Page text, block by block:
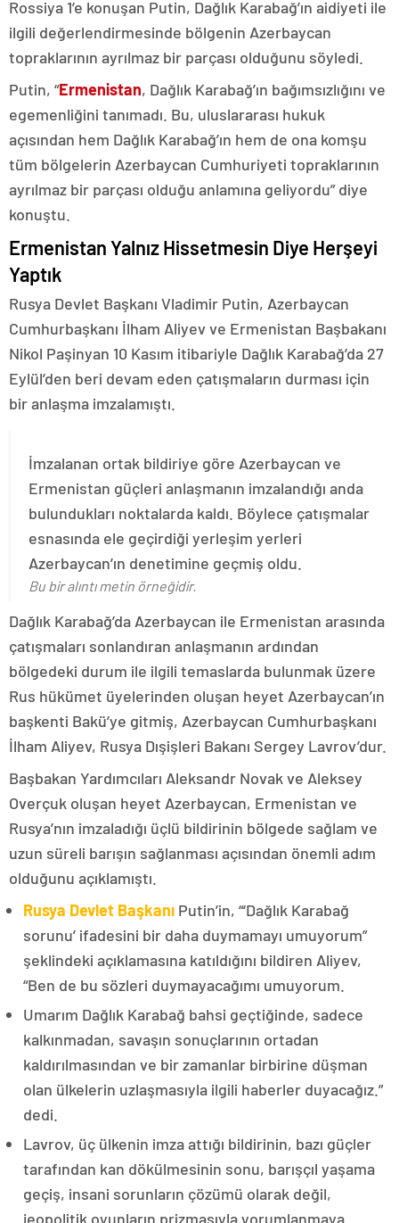
Rossiya 1’e konuşan Putin, Dağlık Karabağ’ın aidiyeti ile
ilgili değerlendirmesinde bölgenin Azerbaycan
topraklarının ayrılmaz bir parçası olduğunu söyledi.
Putin, “Ermenistan, Dağlık Karabağ’ın bağımsızlığını ve
egemenliğini tanımadı. Bu, uluslararası hukuk
açısından hem Dağlık Karabağ’ın hem de ona komşu
tüm bölgelerin Azerbaycan Cumhuriyeti topraklarının
ayrılmaz bir parçası olduğu anlamına geliyordu” diye
konuştu.
Ermenistan Yalnız Hissetmesin Diye Herşeyi
Yaptık
Rusya Devlet Başkanı Vladimir Putin, Azerbaycan
Cumhurbaşkanı İlham Aliyev ve Ermenistan Başbakanı
Nikol Paşinyan 10 Kasım itibariyle Dağlık Karabağ’da 27
Eylül’den beri devam eden çatışmaların durması için
bir anlaşma imzalamıştı.
İmzalanan ortak bildiriye göre Azerbaycan ve
Ermenistan güçleri anlaşmanın imzalandığı anda
bulundukları noktalarda kaldı. Böylece çatışmalar
esnasında ele geçirdiği yerleşim yerleri
Azerbaycan’ın denetimine geçmiş oldu.
Bu bir alıntı metin örneğidir.
Dağlık Karabağ’da Azerbaycan ile Ermenistan arasında
çatışmaları sonlandıran anlaşmanın ardından
bölgedeki durum ile ilgili temaslarda bulunmak üzere
Rus hükümet üyelerinden oluşan heyet Azerbaycan’ın
başkenti Bakü’ye gitmiş, Azerbaycan Cumhurbaşkanı
İlham Aliyev, Rusya Dışişleri Bakanı Sergey Lavrov’dur.
Başbakan Yardımcıları Aleksandr Novak ve Aleksey
Overçuk oluşan heyet Azerbaycan, Ermenistan ve
Rusya’nın imzaladığı üçlü bildirinin bölgede sağlam ve
uzun süreli barışın sağlanması açısından önemli adım
olduğunu açıklamıştı.
Rusya Devlet Başkanı Putin’in, “‘Dağlık Karabağ
sorunu’ ifadesini bir daha duymamayı umuyorum”
şeklindeki açıklamasına katıldığını bildiren Aliyev,
“Ben de bu sözleri duymayacağımı umuyorum.
Umarım Dağlık Karabağ bahsi geçtiğinde, sadece
kalkınmadan, savaşın sonuçlarının ortadan
kaldırılmasından ve bir zamanlar birbirine düşman
olan ülkelerin uzlaşmasıyla ilgili haberler duyacağız.”
dedi.
Lavrov, üç ülkenin imza attığı bildirinin, bazı güçler
tarafından kan dökülmesinin sonu, barışçıl yaşama
geçiş, insani sorunların çözümü olarak değil,
jeopolitik oyunların prizmasıyla yorumlanmaya